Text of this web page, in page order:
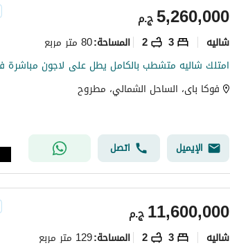
ج.م5,260,000
شاليه 3
2 المساحة:80 متر مربع
فوكا باى، الساحل الشمالي، مطروح
الإيميل اتصل
ج.م11,600,000
شاليه 3
2 المساحة:129 متر مربع